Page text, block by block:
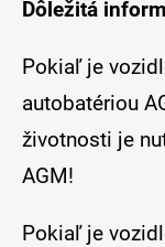
Dôležitá
Pokiaľ je
autobatériou
životnosti je
AGM!
Pokiaľ je